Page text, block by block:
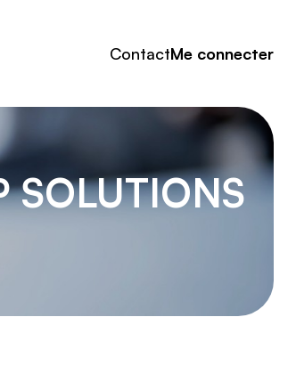
ContactMe connecter
SOLUTIONS